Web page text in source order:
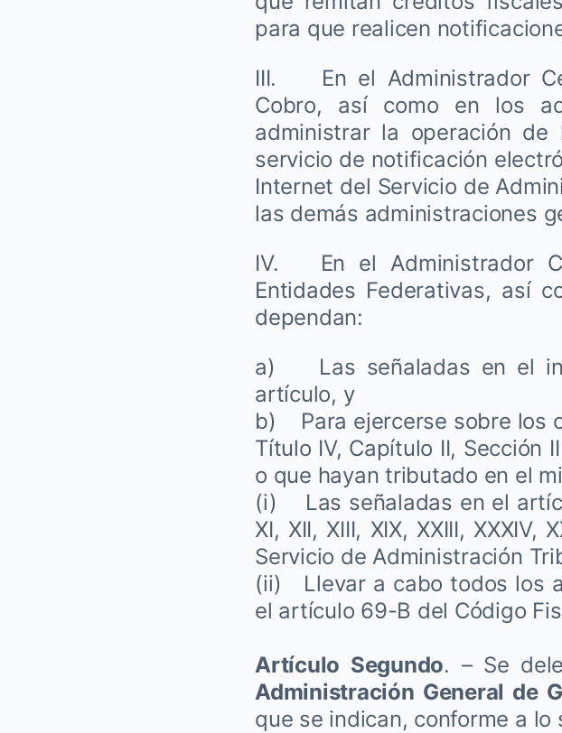
para que realicen
III. En el Administrador
Cobro, así como en los
administrar la operación
servicio de notificación
Internet del Servicio de
las demás administraciones
IV. En el Administrador
Entidades Federativas, así
dependan:
a) Las señaladas en el
artículo, y
b) Para ejercerse sobre los
Título IV, Capítulo II, Sección
o que hayan tributado en el
(i) Las señaladas en el
XI, XII, XIII, XIX, XXIII,
Servicio de Administración
(ii) Llevar a cabo todos los
el artículo 69-B del Código
Artículo Segundo. – Se
Administración General de
que se indican, conforme a lo